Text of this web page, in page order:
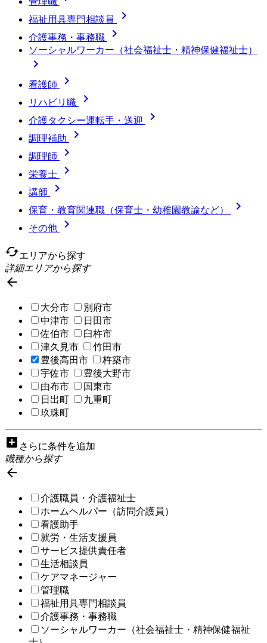
福祉用具専門相談員 
介護事務・事務職 
ソーシャルワーカー（社会福祉士・精神保健福祉士）

看護師 
リハビリ職 
介護タクシー運転手・送迎 
調理補助 
調理師 
栄養士 
講師 
保育・教育関連職（保育士・幼稚園教諭など） 
その他

cachedエリアから探す
詳細エリアから探す

大分市
別府市
中津市
日田市
佐伯市
臼杵市
津久見市
竹田市
豊後高田市
杵築市
宇佐市
豊後大野市
由布市
国東市
日出町
九重町
玖珠町
add_box さらに条件を追加
職種から探す

介護職員・介護福祉士
ホームヘルパー（訪問介護員）
看護助手
就労・生活支援員
サービス提供責任者
生活相談員
ケアマネージャー
管理職
福祉用具専門相談員
介護事務・事務職
ソーシャルワーカー（社会福祉士・精神保健福祉